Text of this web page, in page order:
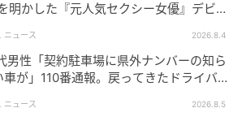
明かした『元人気セクシー女優』デビュ
ニュース 2026.8.4
男性「契約駐車場に県外ナンバーの知ら
車が」110番通報。戻ってきたドライバー
ニュース 2026.8.5